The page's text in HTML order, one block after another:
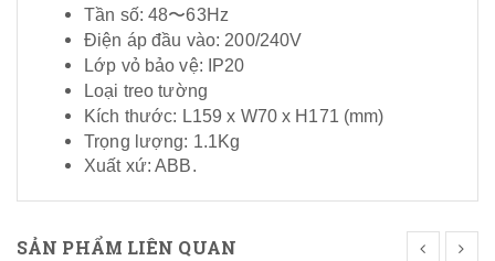
Tần số: 48〜63Hz
Điện áp đầu vào: 200/240V
Lớp vỏ bảo vệ: IP20
Loại treo tường
Kích thước: L159 x W70 x H171 (mm)
Trọng lượng: 1.1Kg
Xuất xứ: ABB.
SẢN PHẨM LIÊN QUAN